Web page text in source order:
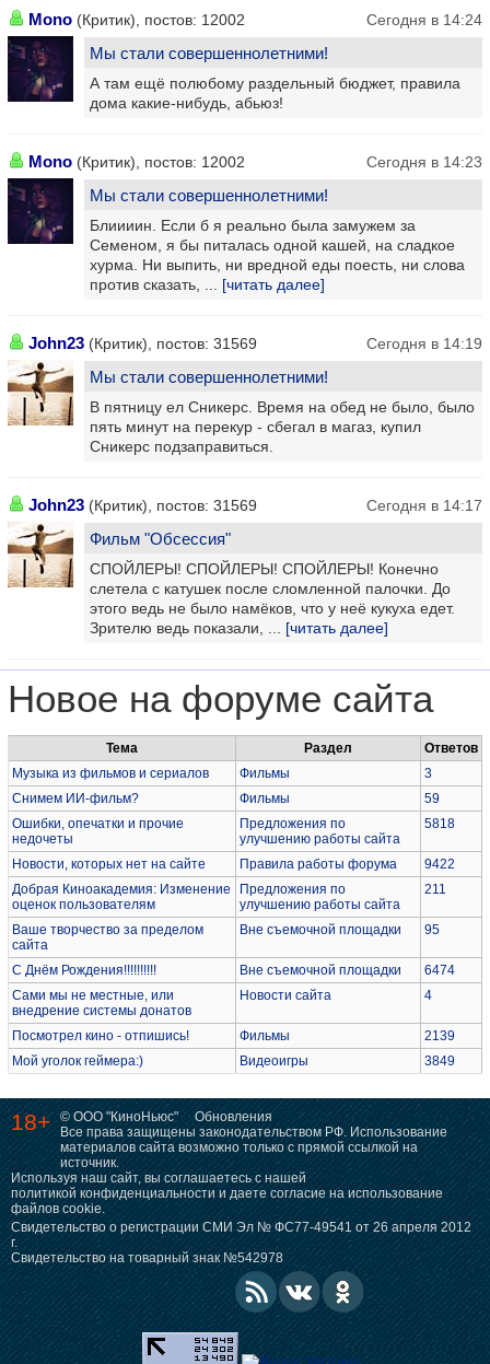
Mono (Критик), постов: 12002 Сегодня в 14:24
Мы стали совершеннолетними!
А там ещё полюбому раздельный бюджет, правила
дома какие-нибудь, абьюз!
Mono (Критик), постов: 12002 Сегодня в 14:23
Мы стали совершеннолетними!
Блиииин. Если б я реально была замужем за
Семеном, я бы питалась одной кашей, на сладкое
хурма. Ни выпить, ни вредной еды поесть, ни слова
против сказать, ... [читать далее]
John23 (Критик), постов: 31569 Сегодня в 14:19
Мы стали совершеннолетними!
В пятницу ел Сникерс. Время на обед не было, было
пять минут на перекур - сбегал в магаз, купил
Сникерс подзаправиться.
John23 (Критик), постов: 31569 Сегодня в 14:17
Фильм "Обсессия"
СПОЙЛЕРЫ! СПОЙЛЕРЫ! СПОЙЛЕРЫ! Конечно
слетела с катушек после сломленной палочки. До
этого ведь не было намёков, что у неё кукуха едет.
Зрителю ведь показали, ... [читать далее]
Новое на форуме сайта
Тема Раздел
Ответов
Музыка из фильмов и сериалов
Фильмы
3
Снимем ИИ-фильм?
Фильмы
59
Ошибки, опечатки и прочие
недочеты
Предложения по
улучшению работы сайта
5818
Новости, которых нет на сайте Правила работы форума
9422
Добрая Киноакадемия: Изменение
оценок пользователям
Предложения по
улучшению работы сайта
211
Ваше творчество за пределом
сайта
Вне съемочной площадки 95
С Днём Рождения!!!!!!!!!! Вне съемочной площадки
6474
Сами мы не местные, или
внедрение системы донатов
Новости сайта 4
Посмотрел кино - отпишись! Фильмы
2139
Мой уголок геймера:)
Видеоигры 3849
18+ © ООО "КиноНьюс"
Обновления
Все права защищены законодательством РФ. Использование
материалов сайта возможно только с прямой ссылкой на
источник.
Используя наш сайт, вы соглашаетесь с нашей
политикой конфиденциальности и даете согласие на использование
файлов cookie.
Свидетельство о регистрации СМИ Эл № ФС77-49541 от 26 апреля 2012
г.
Свидетельство на товарный знак №542978